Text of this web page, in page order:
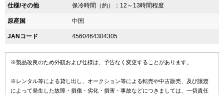
仕様/その他 保冷時間（約）：12～13時間程度
原産国 中国
JANコード 4560464304305
※製品改良のため外観および仕様は、予告なく変更することがあります。
※レンタル等による貸し出し、オークション等による転売や中古販売、及び譲渡
によって発生した故障・損傷・劣化・損害・事故などにつきましては、一切責任